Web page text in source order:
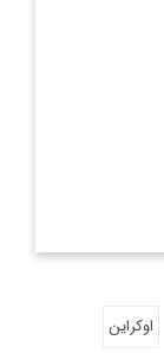
اوکراین